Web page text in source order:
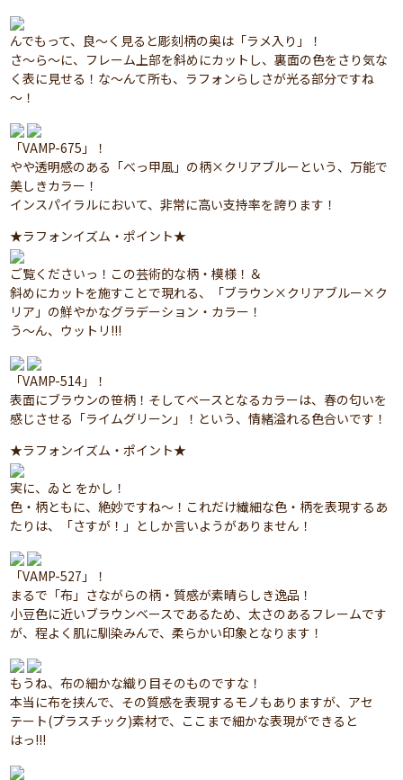
んでもって、良～く見ると彫刻柄の奥は「ラメ入り」！
さ～ら～に、フレーム上部を斜めにカットし、裏面の色をさり気な
く表に見せる！な～んて所も、ラフォンらしさが光る部分ですね
～！
「VAMP-675」！
やや透明感のある「べっ甲風」の柄×クリアブルーという、万能で
美しきカラー！
インスパイラルにおいて、非常に高い支持率を誇ります！
★ラフォンイズム・ポイント★
ご覧くださいっ！この芸術的な柄・模様！＆
斜めにカットを施すことで現れる、「ブラウン×クリアブルー×ク
リア」の鮮やかなグラデーション・カラー！
う～ん、ウットリ!!!
「VAMP-514」！
表面にブラウンの笹柄！そしてベースとなるカラーは、春の匂いを
感じさせる「ライムグリーン」！という、情緒溢れる色合いです！
★ラフォンイズム・ポイント★
実に、ゐと をかし！
色・柄ともに、絶妙ですね～！これだけ繊細な色・柄を表現するあ
たりは、「さすが！」としか言いようがありません！
「VAMP-527」！
まるで「布」さながらの柄・質感が素晴らしき逸品！
小豆色に近いブラウンベースであるため、太さのあるフレームです
が、程よく肌に馴染みんで、柔らかい印象となります！
もうね、布の細かな織り目そのものですな！
本当に布を挟んで、その質感を表現するモノもありますが、アセ
テート(プラスチック)素材で、ここまで細かな表現ができると
はっ!!!